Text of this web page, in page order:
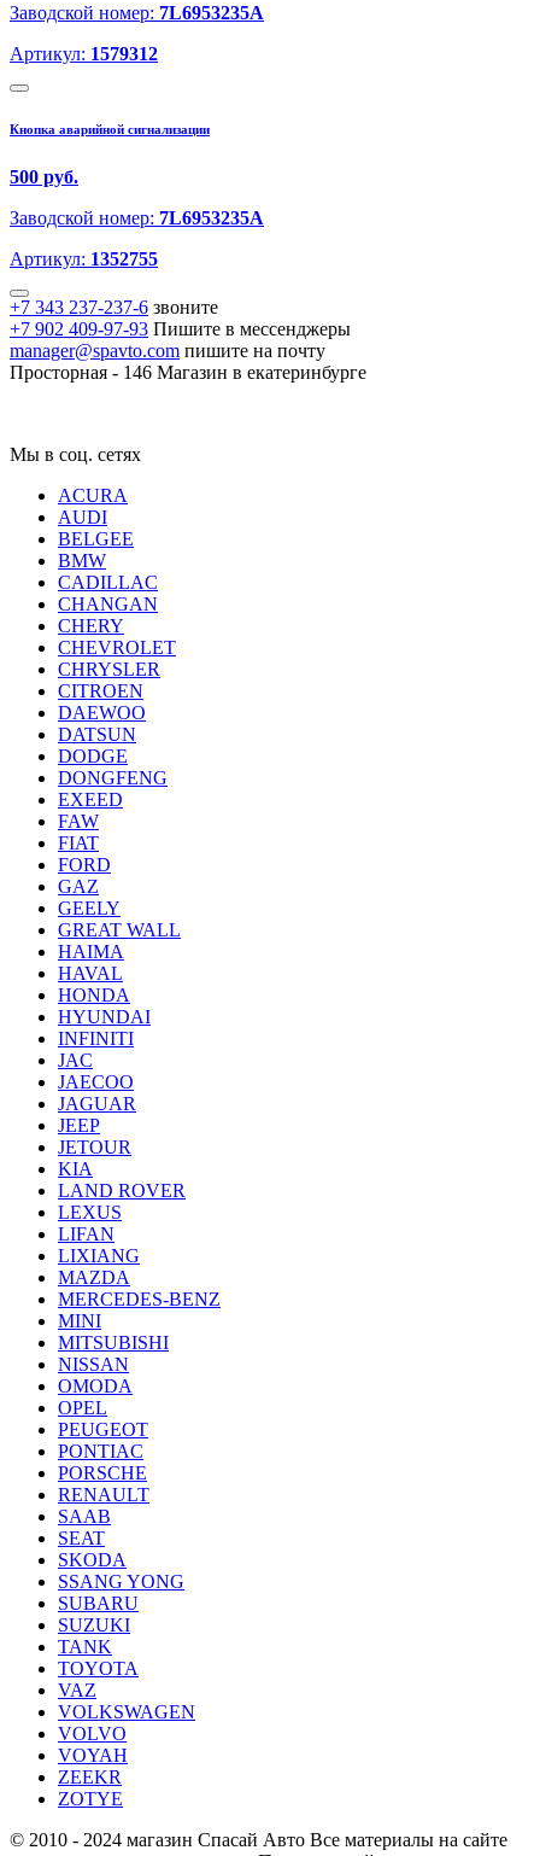
Заводской номер: 7L6953235A
Артикул: 1579312
Кнопка аварийной сигнализации
500 руб.
Заводской номер: 7L6953235A
Артикул: 1352755
+7 343 237-237-6 звоните
+7 902 409-97-93 Пишите в мессенджеры
manager@spavto.com пишите на почту
Просторная - 146 Магазин в екатеринбурге
Мы в соц. сетях
ACURA
AUDI
BELGEE
BMW
CADILLAC
CHANGAN
CHERY
CHEVROLET
CHRYSLER
CITROEN
DAEWOO
DATSUN
DODGE
DONGFENG
EXEED
FAW
FIAT
FORD
GAZ
GEELY
GREAT WALL
HAIMA
HAVAL
HONDA
HYUNDAI
INFINITI
JAC
JAECOO
JAGUAR
JEEP
JETOUR
KIA
LAND ROVER
LEXUS
LIFAN
LIXIANG
MAZDA
MERCEDES-BENZ
MINI
MITSUBISHI
NISSAN
OMODA
OPEL
PEUGEOT
PONTIAC
PORSCHE
RENAULT
SAAB
SEAT
SKODA
SSANG YONG
SUBARU
SUZUKI
TANK
TOYOTA
VAZ
VOLKSWAGEN
VOLVO
VOYAH
ZEEKR
ZOTYE
© 2010 - 2024 магазин Спасай Авто Все материалы на сайте